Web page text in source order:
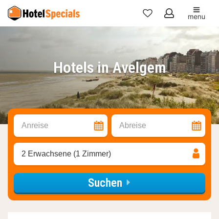
Meine
Favoriten
menu
Hotels in Avelgem
Anreise Abreise
2 Erwachsene (1 Zimmer)
Suchen